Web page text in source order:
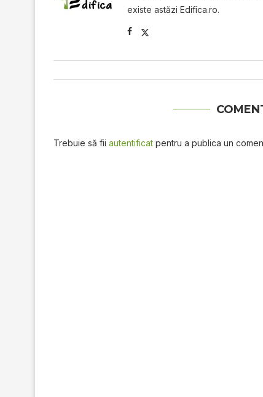
existe astăzi Edifica.ro.
Trebuie să fii autentificat pentru a publica un